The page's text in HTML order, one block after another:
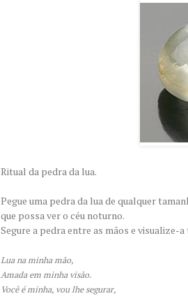
Ritual da pedra da lua.
Pegue uma pedra da lua de qualquer
que possa ver o céu noturno.
Segure a pedra entre as mãos e visualize-
Lua na minha mão,
Amada em minha visão.
Você é minha, vou lhe segurar,